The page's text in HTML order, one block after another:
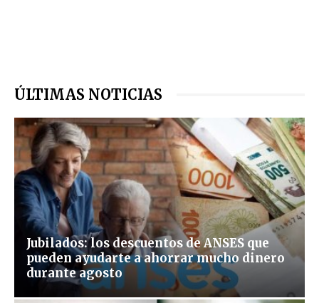
ÚLTIMAS NOTICIAS
Jubilados: los descuentos de ANSES que
pueden ayudarte a ahorrar mucho dinero
durante agosto